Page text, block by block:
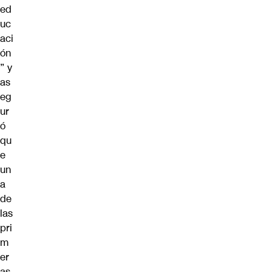
ed
uc
aci
ón
” y
as
eg
ur
ó
qu
e
un
a
de
las
pri
m
er